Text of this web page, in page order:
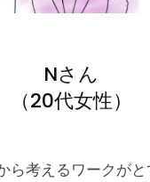
Nさん
（20代女性）
ら考えるワークが